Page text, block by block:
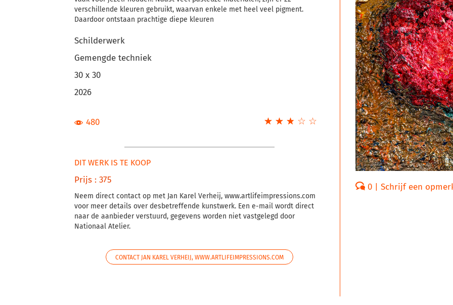
0 | Schrijf een
verschillende kleuren gebruikt, waarvan enkele met heel veel pigment.
Daardoor ontstaan prachtige diepe kleuren
Schilderwerk
Gemengde techniek
30 x 30
2026
☆ ☆ ☆ ☆ ☆
★ ★ ★ ★ ★
480
DIT WERK IS TE KOOP
Prijs : 375
Neem direct contact op met Jan Karel Verheij, www.artlifeimpressions.com
voor meer details over desbetreffende kunstwerk. Een e-mail wordt direct
naar de aanbieder verstuurd, gegevens worden niet vastgelegd door
Nationaal Atelier.
CONTACT JAN KAREL VERHEIJ, WWW.ARTLIFEIMPRESSIONS.COM